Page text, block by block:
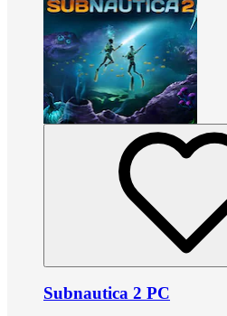
Subnautica 2 PC